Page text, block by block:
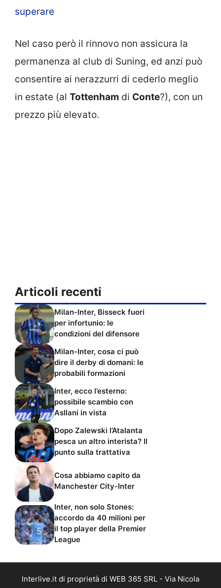
superare
Nel caso però il rinnovo non assicura la
permanenza al club di Suning, ed anzi può
consentire ai nerazzurri di cederlo meglio
in estate (al Tottenham di Conte?), con un
prezzo più elevato.
Articoli recenti
Milan-Inter, Bisseck fuori
per infortunio: le
condizioni del difensore
Milan-Inter, cosa ci può
dire il derby di domani: le
probabili formazioni
Inter, ecco l’esterno:
possibile scambio con
Asllani in vista
Dopo Zalewski l’Atalanta
pesca un altro interista? Il
punto sulla trattativa
Cosa abbiamo capito da
Manchester City-Inter
Inter, non solo Stones:
accordo da 40 milioni per
il top player della Premier
League
Interlive.it di proprietà di WEB 365 SRL - Via Nicola